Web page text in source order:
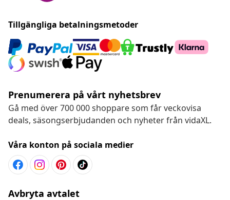
Tillgängliga betalningsmetoder
Prenumerera på vårt nyhetsbrev
Gå med över 700 000 shoppare som får veckovisa
deals, säsongserbjudanden och nyheter från vidaXL.
Våra konton på sociala medier
Avbryta avtalet